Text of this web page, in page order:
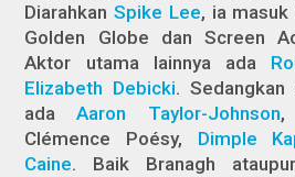
DiarahkanSpike Lee, ia
Golden Globe dan Screen
Aktor utama lainnya ada
Elizabeth Debicki. Sedangkan
adaAaron Taylor-Johnson,
Clémence Poésy, Dimple
Caine. Baik Branagh